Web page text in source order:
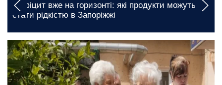
Дефіцит вже на горизонті: які продукти можуть
стати рідкістю в Запоріжжі
сьогодні, 10:40